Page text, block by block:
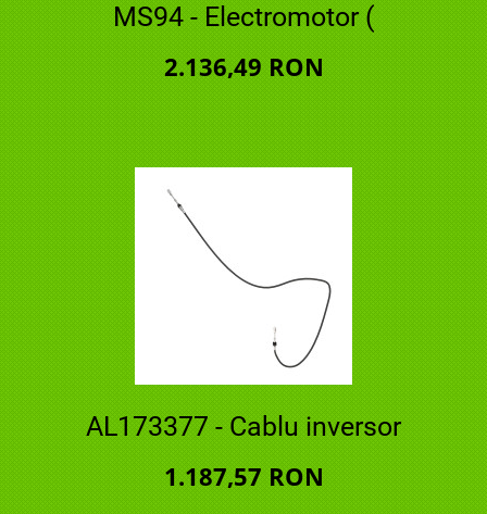
MS94 - Electromotor (
2.136,49 RON
AL173377 - Cablu inversor
1.187,57 RON